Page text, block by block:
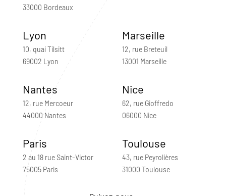
33000 Bordeaux
Lyon
10, quai Tilsitt
69002 Lyon
Marseille
12, rue Breteuil
13001 Marseille
Nantes
12, rue Mercoeur
44000 Nantes
Nice
62, rue Gioffredo
06000 Nice
Paris
2 au 18 rue Saint-Victor
75005 Paris
Toulouse
43, rue Peyrolières
31000 Toulouse